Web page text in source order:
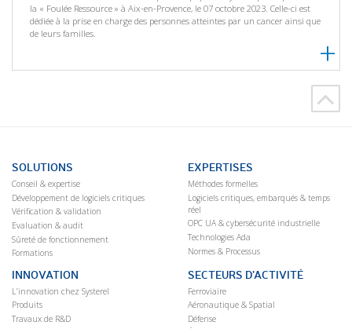
la « Foulée Ressource » à Aix-en-Provence, le 07 octobre 2023. Celle-ci est
dédiée à la prise en charge des personnes atteintes par un cancer ainsi que
de leurs familles.
SOLUTIONS
Conseil & expertise
Développement de logiciels critiques
Vérification & validation
Evaluation & audit
Sûreté de fonctionnement
Formations
EXPERTISES
Méthodes formelles
Logiciels critiques, embarqués & temps
réel
OPC UA & cybersécurité industrielle
Technologies Ada
Normes & Processus
INNOVATION
L’innovation chez Systerel
Produits
Travaux de R&D
SECTEURS D’ACTIVITÉ
Ferroviaire
Aéronautique & Spatial
Défense